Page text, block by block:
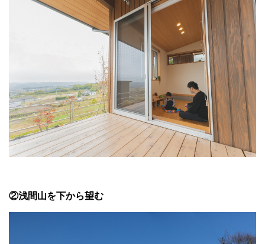
②浅間山を下から望む